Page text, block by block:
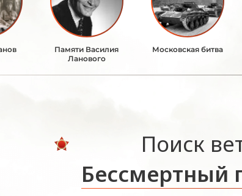
Памяти Василия
Ланового
Московская битва
Поиск
Бессмертный